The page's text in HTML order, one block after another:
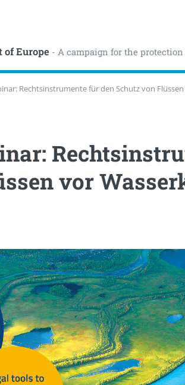
of Europe - A campaign for the
Rechtsinstrumente für den Schutz von
vor